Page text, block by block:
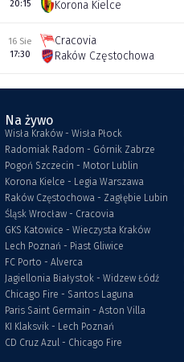
20:15
Korona Kielce
16 Sie
17:30
Cracovia
Raków Częstochowa
Na żywo
Wisła Kraków - Wisła Płock
Radomiak Radom - Górnik Zabrze
Pogoń Szczecin - Motor Lublin
Korona Kielce - Legia Warszawa
Raków Częstochowa - Zagłębie Lubin
Śląsk Wrocław - Cracovia
GKS Katowice - Wieczysta Kraków
Lech Poznań - Piast Gliwice
FC Porto - Alverca
Jagiellonia Białystok - Widzew Łódź
Chicago Fire - Santos Laguna
Paris Saint Germain - Aston Villa
KI Klaksvik - Lech Poznań
CD Cruz Azul - Chicago Fire